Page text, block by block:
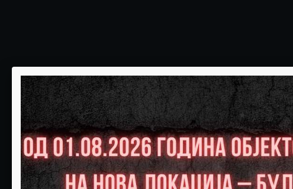
НЕДЕЛА ПОНЕДЕЛНИК
01 02